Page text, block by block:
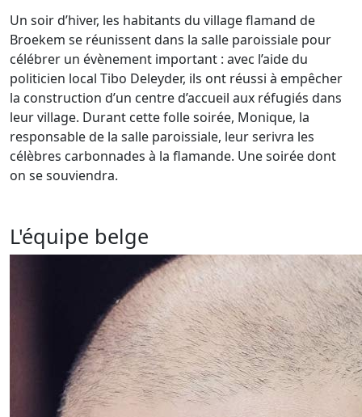
Un soir d’hiver, les habitants du village flamand de
Broekem se réunissent dans la salle paroissiale pour
célébrer un évènement important : avec l’aide du
politicien local Tibo Deleyder, ils ont réussi à empêcher
la construction d’un centre d’accueil aux réfugiés dans
leur village. Durant cette folle soirée, Monique, la
responsable de la salle paroissiale, leur serivra les
célèbres carbonnades à la flamande. Une soirée dont
on se souviendra.
L'équipe belge